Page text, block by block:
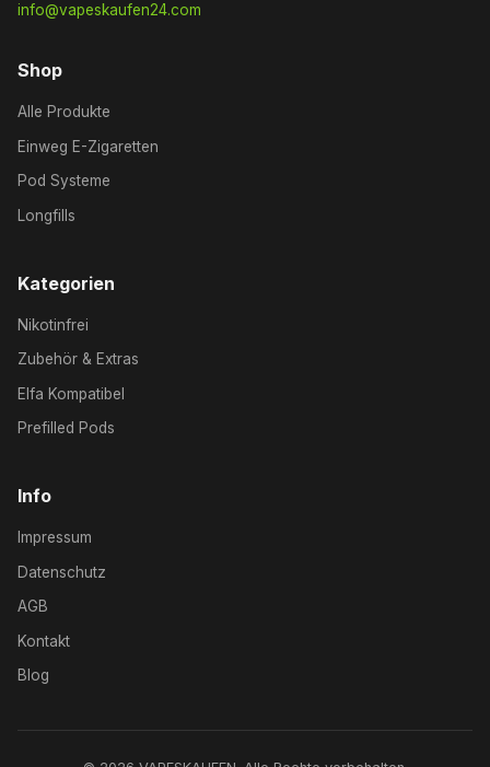
info@vapeskaufen24.com
Shop
Alle Produkte
Einweg E-Zigaretten
Pod Systeme
Longfills
Kategorien
Nikotinfrei
Zubehör & Extras
Elfa Kompatibel
Prefilled Pods
Info
Impressum
Datenschutz
AGB
Kontakt
Blog